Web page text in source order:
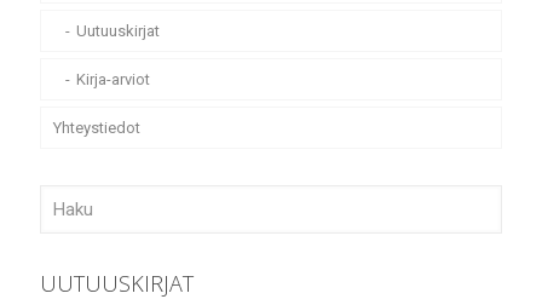
Uutuuskirjat
Kirja-arviot
Yhteystiedot
UUTUUSKIRJAT